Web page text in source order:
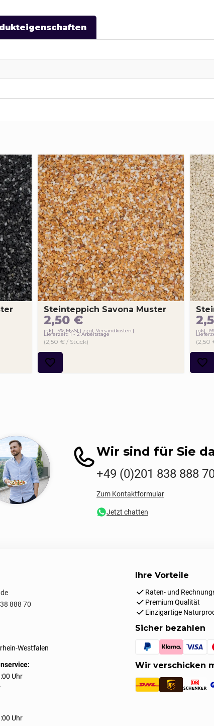
Steinteppich Savona Muster
2,50 €
inkl. 19% MwSt zzgl. Versandkosten
Lieferzeit: 1 - 2 Arbeitstage
(2,50 € / Stück)
inkl.
(2,50
Wir sind für Sie
+49 (0)201 838 888
Zum Kontaktformular
Jetzt chatten
888 70
Westfalen
Uhr
Uhr
Ihre Vorteile
Raten- und
Premium Qualität
Einzigartige
Sicher bezahlen
Wir verschicken